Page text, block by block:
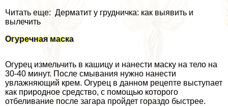
Читать еще: Дерматит у грудничка: как выявить и
вылечить
Огуречная маска
Огурец измельчить в кашицу и нанести маску на тело на
30-40 минут. После смывания нужно нанести
увлажняющий крем. Огурец в данном рецепте выступает
как природное средство, с помощью которого
отбеливание после загара пройдет гораздо быстрее.